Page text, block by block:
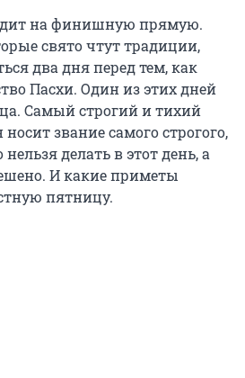
на финишную прямую.
свято чтут традиции,
два дня перед тем, как
Пасхи. Один из этих дней
Самый строгий и тихий
звание самого строгого,
делать в этот день, а
И какие приметы
пятницу.